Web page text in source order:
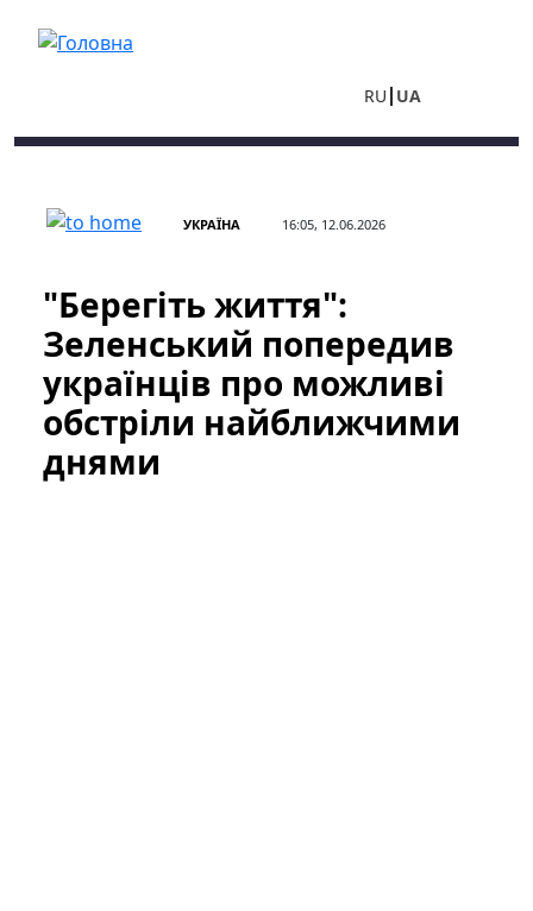
RU UA
УКРАЇНА 16:05, 12.06.2026
"Берегіть життя":
Зеленський попередив
українців про можливі
обстріли найближчими
днями